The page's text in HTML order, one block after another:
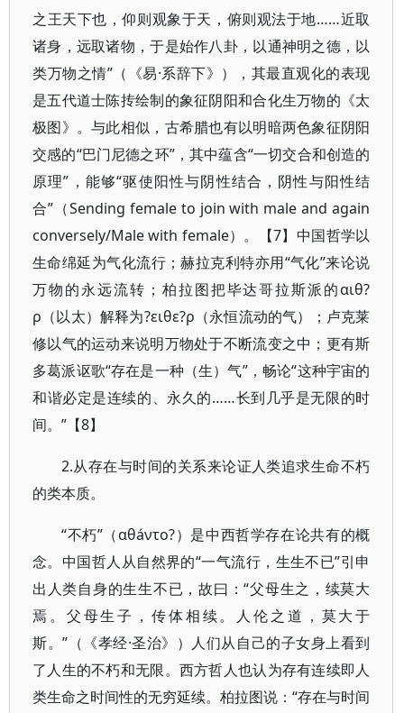
之王天下也，仰则观象于天，俯则观法于地……近取
诸身，远取诸物，于是始作八卦，以通神明之德，以
类万物之情”（《易·系辞下》），其最直观化的表现
是五代道士陈抟绘制的象征阴阳和合化生万物的《太
极图》。与此相似，古希腊也有以明暗两色象征阴阳
交感的“巴门尼德之环”，其中蕴含“一切交合和创造的
原理”，能够“驱使阳性与阴性结合，阴性与阳性结
合”（Sending female to join with male and again
conversely/Male with female）。【7】中国哲学以
生命绵延为气化流行；赫拉克利特亦用“气化”来论说
万物的永远流转；柏拉图把毕达哥拉斯派的αιθ?
ρ（以太）解释为?ειθε?ρ（永恒流动的气）；卢克莱
修以气的运动来说明万物处于不断流变之中；更有斯
多葛派讴歌“存在是一种（生）气”，畅论“这种宇宙的
和谐必定是连续的、永久的……长到几乎是无限的时
间。”【8】
2.从存在与时间的关系来论证人类追求生命不朽
的类本质。
“不朽”（αθáντο?）是中西哲学存在论共有的概
念。中国哲人从自然界的“一气流行，生生不已”引申
出人类自身的生生不已，故曰：“父母生之，续莫大
焉。父母生子，传体相续。人伦之道，莫大于
斯。”（《孝经·圣治》）人们从自己的子女身上看到
了人生的不朽和无限。西方哲人也认为存有连续即人
类生命之时间性的无穷延续。柏拉图说：“存在与时间